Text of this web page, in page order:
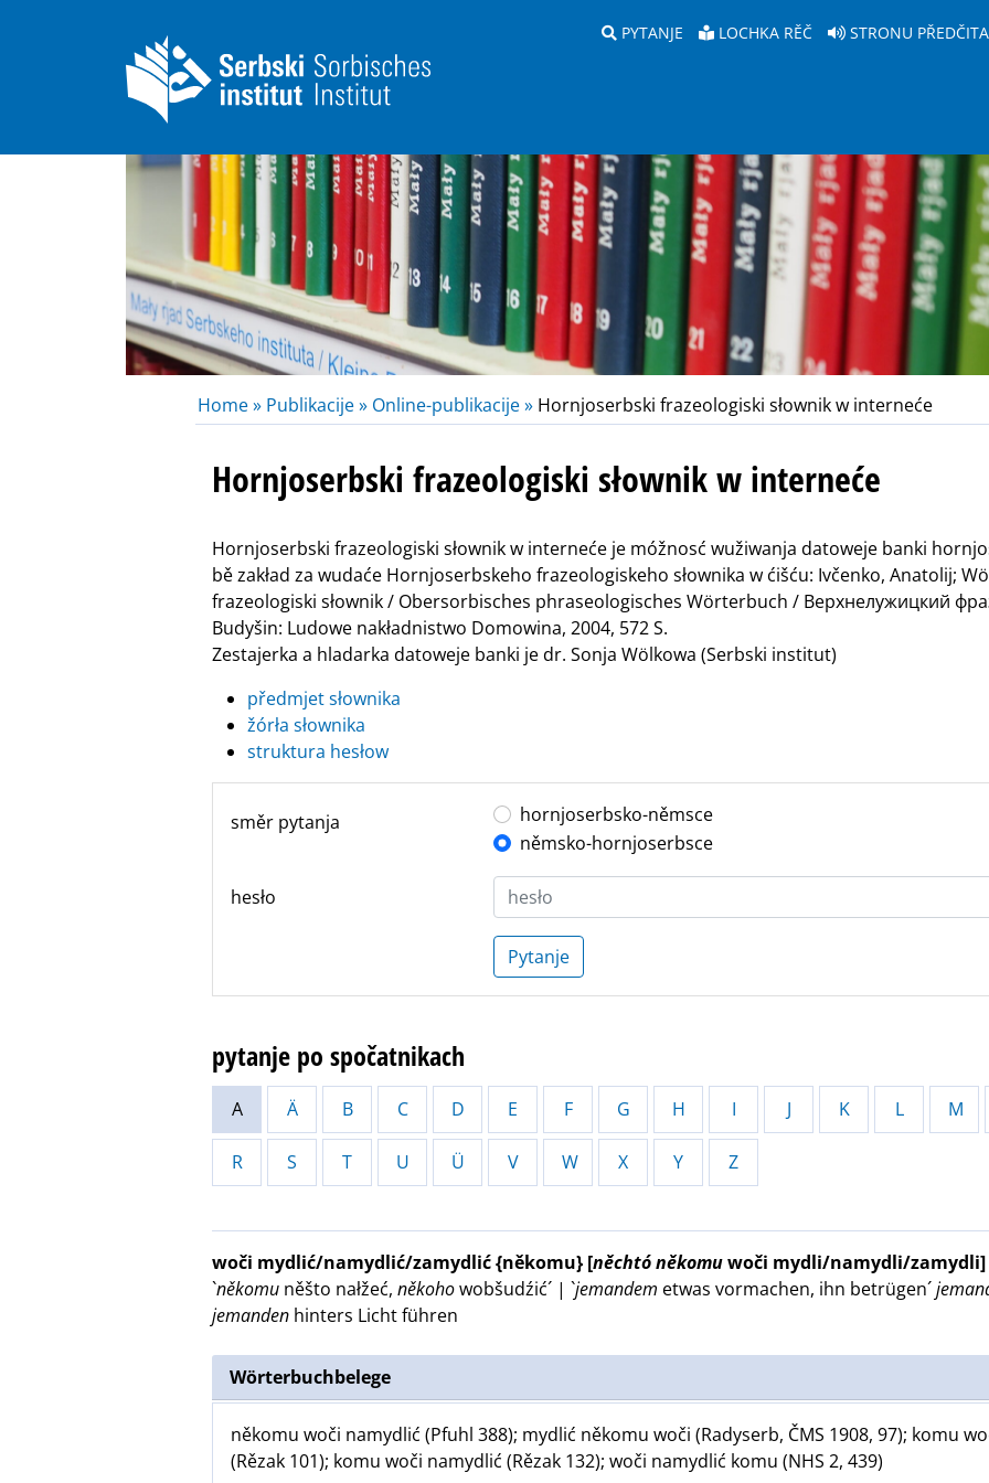
PYTANJE LOCHKA RĚČ STRONU
Home » Publikacije » Online-publikacije » Hornjoserbski frazeologiski słownik w interneće
Hornjoserbski frazeologiski słownik w interneće
Hornjoserbski frazeologiski słownik w interneće je móžnosć wužiwanja datoweje banki
bě zakład za wudaće Hornjoserbskeho frazeologiskeho słownika w ćišću: Ivčenko, Anatolij;
frazeologiski słownik / Obersorbisches phraseologisches Wörterbuch / Верхнелужицкий
Budyšin: Ludowe nakładnistwo Domowina, 2004, 572 S.
Zestajerka a hladarka datoweje banki je dr. Sonja Wölkowa (Serbski institut)
předmjet słownika
žórła słownika
struktura hesłow
směr pytanja
hornjoserbsko-němsce
němsko-hornjoserbsce
hesło
Pytanje
pytanje po spočatnikach
A Ä B C D E F G H I J K L M
R S T U Ü V W X Y Z
woči mydlić/namydlić/zamydlić {někomu} [něchtóněkomuwoči mydli/namydli/zamydli]
`někomu něšto nałžeć, někohowobšudźić´ | `jemandem etwas vormachen, ihn betrügen´
jemanden hinters Licht führen
Wörterbuchbelege
někomu woči namydlić (Pfuhl 388); mydlić někomu woči (Radyserb, ČMS 1908, 97); komu
(Rězak 101); komu woči namydlić (Rězak 132); woči namydlić komu (NHS 2, 439)